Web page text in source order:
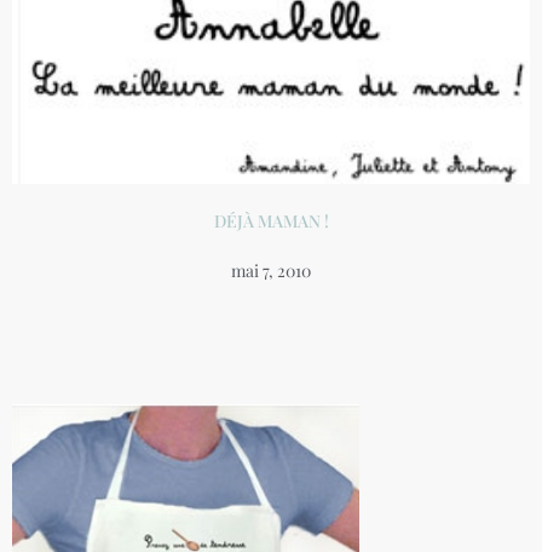
DÉJÀ MAMAN !
mai 7, 2010